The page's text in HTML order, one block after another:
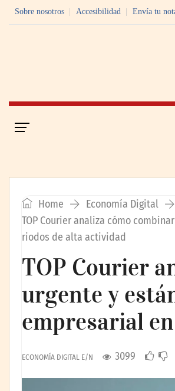
Sobre nosotros Accesibilidad Envía tu
Home
Economía Digital
TOP Courier analiza cómo
riodos de alta actividad
TOP Courier
urgente y
empresarial
ECONOMÍA DIGITAL E/N 3099